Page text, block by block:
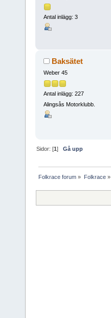
Antal inlägg: 3
Baksätet
Weber 45
Antal inlägg: 227
Alingsås Motorklubb.
Sidor: [1]Gå upp
Folkrace forum » Folkrace»